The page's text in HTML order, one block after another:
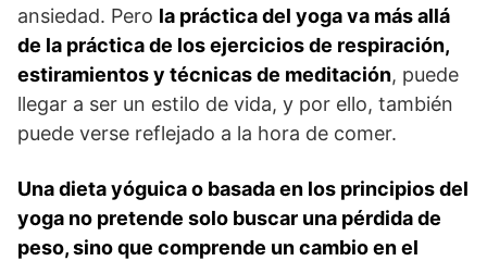
ansiedad. Pero la práctica del yoga va más allá
de la práctica de los ejercicios de respiración,
estiramientos y técnicas de meditación, puede
llegar a ser un estilo de vida, y por ello, también
puede verse reflejado a la hora de comer.
Una dieta yóguica o basada en los principios del
yoga no pretende solo buscar una pérdida de
peso, sino que comprende un cambio en el